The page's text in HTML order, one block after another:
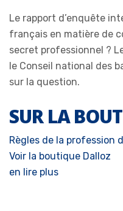
Le rapport d’enquête
français en matière de
secret professionnel ?
le Conseil national des
sur la question.
SUR LA
Règles de la profession
Voir la boutique Dalloz
en lire plus